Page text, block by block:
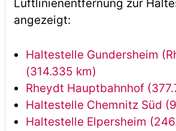
Luftlinienentfernung zur
angezeigt:
Haltestelle Gundersheim
(314.335 km)
Rheydt Hauptbahnhof
Haltestelle Chemnitz Süd
Haltestelle Elpersheim